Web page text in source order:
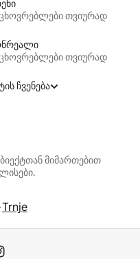
თვიურად
თვიურად
ჩვენება
მიმართებით
Trnje